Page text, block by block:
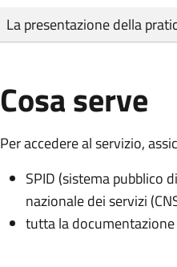
Tipo di pagamento
Importo
La presentazione della
Cosa serve
Per accedere al servizio,
SPID (sistema pubblico
nazionale dei servizi
tutta la